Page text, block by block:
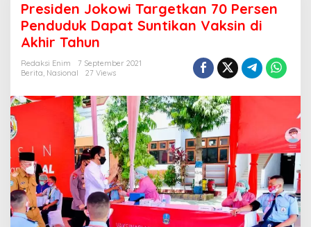
e
s
i
o
k
o
w
i
T
a
r
g
e
Presiden Jokowi Targetkan 70 Persen
Penduduk Dapat Suntikan Vaksin di
Akhir Tahun
Redaksi Enim
7 September 2021
Berita, Nasional 27 Views